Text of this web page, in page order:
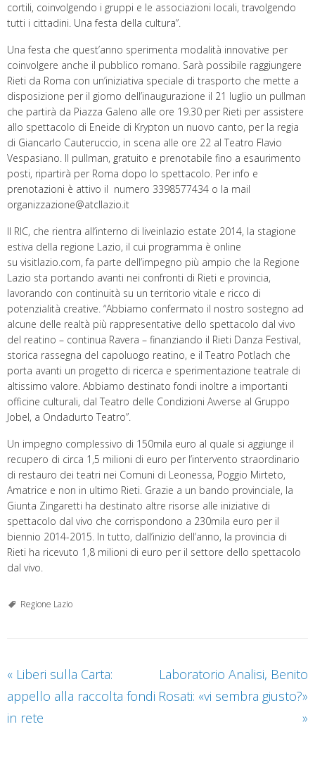
cortili, coinvolgendo i gruppi e le associazioni locali, travolgendo
tutti i cittadini. Una festa della cultura”.
Una festa che quest’anno sperimenta modalità innovative per
coinvolgere anche il pubblico romano. Sarà possibile raggiungere
Rieti da Roma con un’iniziativa speciale di trasporto che mette a
disposizione per il giorno dell’inaugurazione il 21 luglio un pullman
che partirà da Piazza Galeno alle ore 19.30 per Rieti per assistere
allo spettacolo di Eneide di Krypton un nuovo canto, per la regia
di Giancarlo Cauteruccio, in scena alle ore 22 al Teatro Flavio
Vespasiano. Il pullman, gratuito e prenotabile fino a esaurimento
posti, ripartirà per Roma dopo lo spettacolo. Per info e
prenotazioni è attivo il numero 3398577434 o la mail
organizzazione@atcllazio.it
Il RIC, che rientra all’interno di liveinlazio estate 2014, la stagione
estiva della regione Lazio, il cui programma è online
su visitlazio.com, fa parte dell’impegno più ampio che la Regione
Lazio sta portando avanti nei confronti di Rieti e provincia,
lavorando con continuità su un territorio vitale e ricco di
potenzialità creative. “Abbiamo confermato il nostro sostegno ad
alcune delle realtà più rappresentative dello spettacolo dal vivo
del reatino – continua Ravera – finanziando il Rieti Danza Festival,
storica rassegna del capoluogo reatino, e il Teatro Potlach che
porta avanti un progetto di ricerca e sperimentazione teatrale di
altissimo valore. Abbiamo destinato fondi inoltre a importanti
officine culturali, dal Teatro delle Condizioni Avverse al Gruppo
Jobel, a Ondadurto Teatro”.
Un impegno complessivo di 150mila euro al quale si aggiunge il
recupero di circa 1,5 milioni di euro per l’intervento straordinario
di restauro dei teatri nei Comuni di Leonessa, Poggio Mirteto,
Amatrice e non in ultimo Rieti. Grazie a un bando provinciale, la
Giunta Zingaretti ha destinato altre risorse alle iniziative di
spettacolo dal vivo che corrispondono a 230mila euro per il
biennio 2014-2015. In tutto, dall’inizio dell’anno, la provincia di
Rieti ha ricevuto 1,8 milioni di euro per il settore dello spettacolo
dal vivo.
Regione Lazio
« Liberi sulla Carta:
appello alla raccolta fondi
in rete
Laboratorio Analisi, Benito
Rosati: «vi sembra giusto?»
»